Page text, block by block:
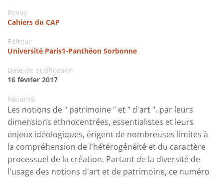
Revue
Cahiers du CAP
Editeur
Université Paris1-Panthéon Sorbonne
Date de publication
16 février 2017
Résumé
Les notions de " patrimoine " et " d'art ", par leurs
dimensions ethnocentrées, essentialistes et leurs
enjeux idéologiques, érigent de nombreuses limites à
la compréhension de l'hétérogénéité et du caractère
processuel de la création. Partant de la diversité de
l'usage des notions d'art et de patrimoine, ce numéro